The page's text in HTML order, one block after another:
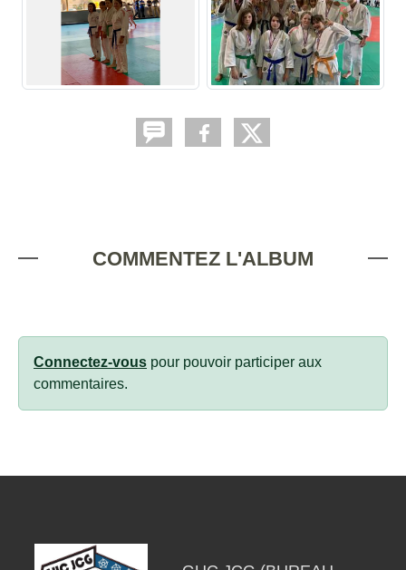
COMMENTEZ L'ALBUM
Connectez-vous pour pouvoir participer aux
commentaires.